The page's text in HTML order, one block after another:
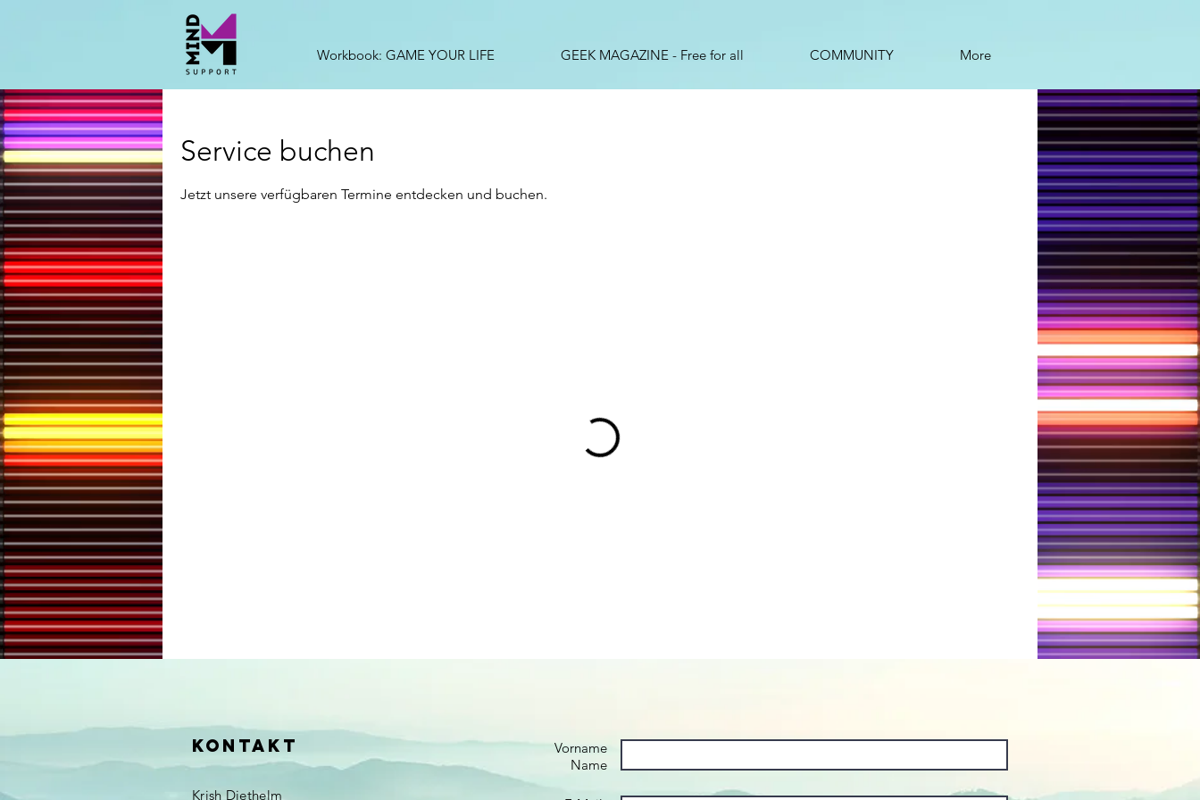
Workbook: GAME YOUR LIFE GEEK MAGAZINE - Free for all COMMUNITY More
Service buchen
Jetzt unsere verfügbaren Termine entdecken und buchen.
Kontakt
Krish Diethelm
Vorname
Name